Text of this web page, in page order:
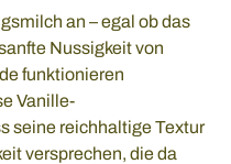
an – egal ob das
Nussigkeit von
funktionieren
Vanille-
seine reichhaltige Textur
versprechen, die da